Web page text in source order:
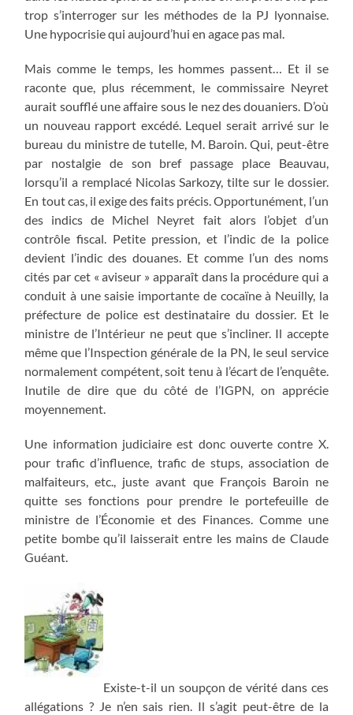
trop s’interroger sur les méthodes de la PJ lyonnaise.
Une hypocrisie qui aujourd’hui en agace pas mal.
Mais comme le temps, les hommes passent… Et il se
raconte que, plus récemment, le commissaire Neyret
aurait soufflé une affaire sous le nez des douaniers. D’où
un nouveau rapport excédé. Lequel serait arrivé sur le
bureau du ministre de tutelle, M. Baroin. Qui, peut-être
par nostalgie de son bref passage place Beauvau,
lorsqu’il a remplacé Nicolas Sarkozy, tilte sur le dossier.
En tout cas, il exige des faits précis. Opportunément, l’un
des indics de Michel Neyret fait alors l’objet d’un
contrôle fiscal. Petite pression, et l’indic de la police
devient l’indic des douanes. Et comme l’un des noms
cités par cet « aviseur » apparaît dans la procédure qui a
conduit à une saisie importante de cocaïne à Neuilly, la
préfecture de police est destinataire du dossier. Et le
ministre de l’Intérieur ne peut que s’incliner. Il accepte
même que l’Inspection générale de la PN, le seul service
normalement compétent, soit tenu à l’écart de l’enquête.
Inutile de dire que du côté de l’IGPN, on apprécie
moyennement.
Une information judiciaire est donc ouverte contre X.
pour trafic d’influence, trafic de stups, association de
malfaiteurs, etc., juste avant que François Baroin ne
quitte ses fonctions pour prendre le portefeuille de
ministre de l’Économie et des Finances. Comme une
petite bombe qu’il laisserait entre les mains de Claude
Guéant.
Existe-t-il un soupçon de vérité dans ces
allégations ? Je n’en sais rien. Il s’agit peut-être de la